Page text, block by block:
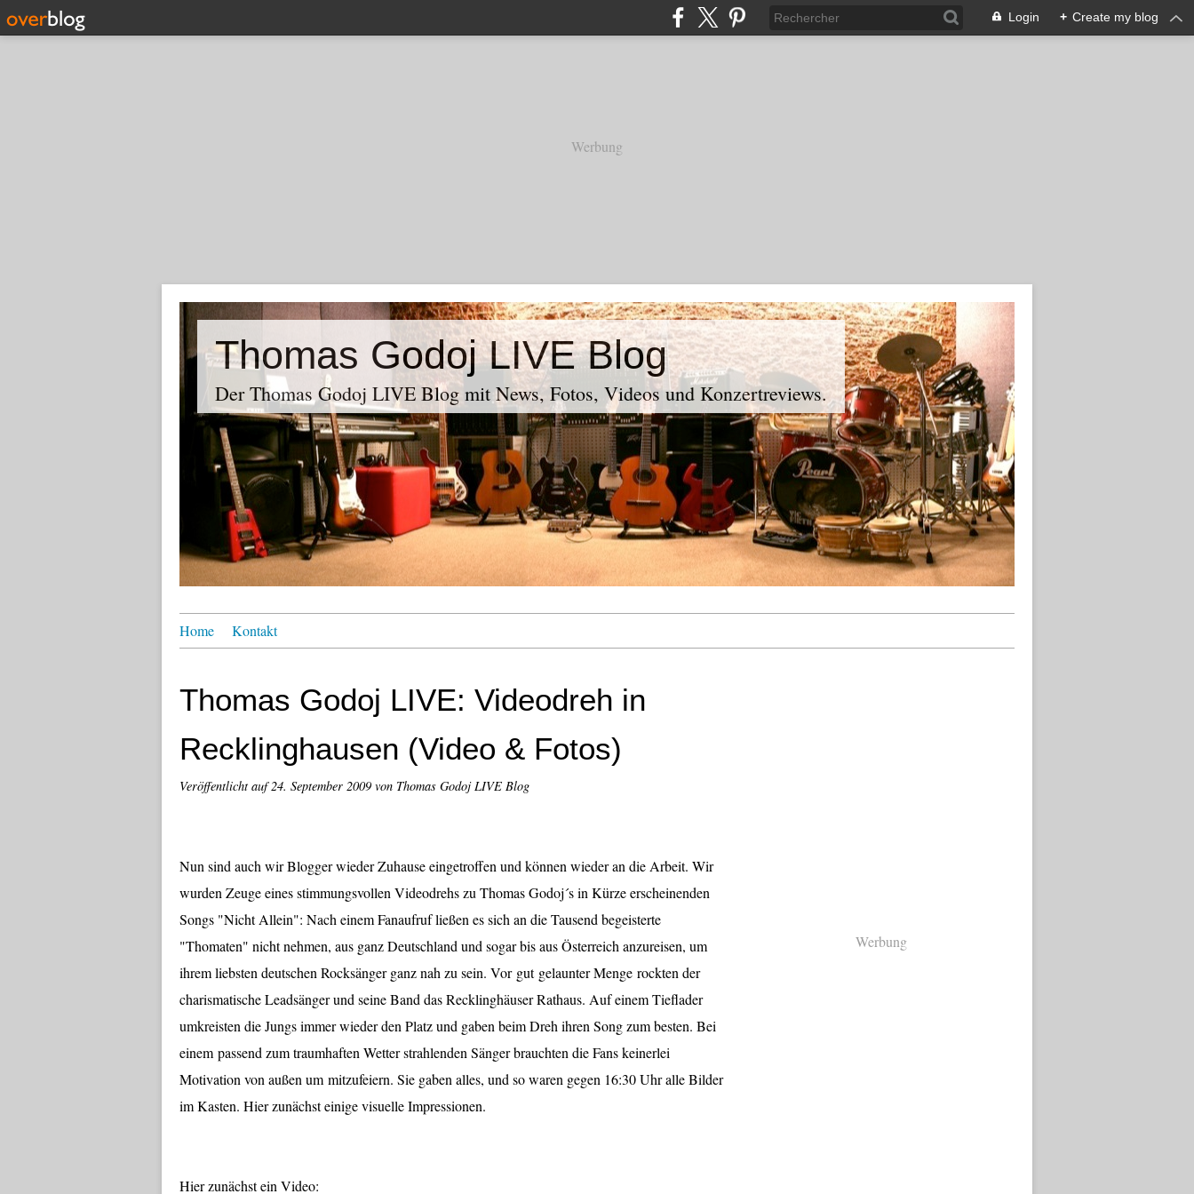
Login + Create my blog
Werbung
Thomas Godoj LIVE Blog
Der Thomas Godoj LIVE Blog mit News, Fotos, Videos und Konzertreviews.
Home Kontakt
Thomas Godoj LIVE: Videodreh in
Recklinghausen (Video & Fotos)
Veröffentlicht auf24. September 2009 von Thomas Godoj LIVE Blog
Nun sind auch wir Blogger wieder Zuhause eingetroffen und können wieder an die Arbeit. Wir
wurden Zeuge eines stimmungsvollen Videodrehs zu Thomas Godoj´s in Kürze erscheinenden
Songs "Nicht Allein": Nach einem Fanaufruf ließen es sich an die Tausend begeisterte
"Thomaten" nicht nehmen, aus ganz Deutschland und sogar bis aus Österreich anzureisen, um
ihrem liebsten deutschen Rocksänger ganz nah zu sein. Vor gut gelaunter Menge rockten der
charismatische Leadsänger und seine Band das Recklinghäuser Rathaus. Auf einem Tieflader
umkreisten die Jungs immer wieder den Platz und gaben beim Dreh ihren Song zum besten. Bei
einem passend zum traumhaften Wetter strahlenden Sänger brauchten die Fans keinerlei
Motivation von außen um mitzufeiern. Sie gaben alles, und so waren gegen 16:30 Uhr alle Bilder
im Kasten. Hier zunächst einige visuelle Impressionen.
Hier zunächst ein Video:
Werbung